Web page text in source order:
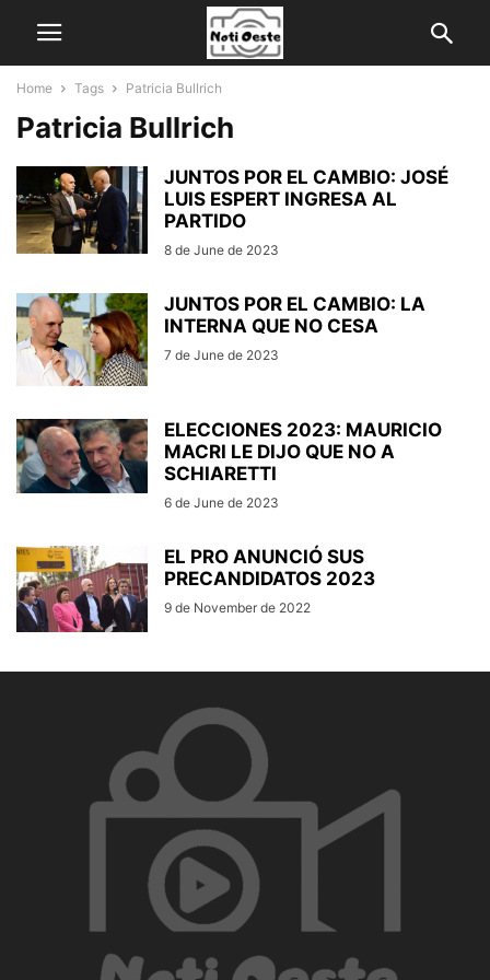
Home Tags Patricia Bullrich
Patricia Bullrich
JUNTOS POR EL CAMBIO: JOSÉ
LUIS ESPERT INGRESA AL
PARTIDO
8 de June de 2023
JUNTOS POR EL CAMBIO: LA
INTERNA QUE NO CESA
7 de June de 2023
ELECCIONES 2023: MAURICIO
MACRI LE DIJO QUE NO A
SCHIARETTI
6 de June de 2023
EL PRO ANUNCIÓ SUS
PRECANDIDATOS 2023
9 de November de 2022